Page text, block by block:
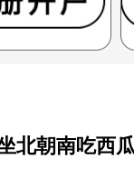
北朝南吃西